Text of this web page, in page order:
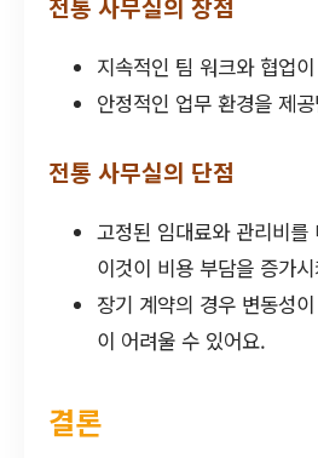
전통 사무실의 장점
지속적인 팀 워크와 협업
안정적인 업무 환경을 제
전통 사무실의 단점
고정된 임대료와 관리비를
이것이 비용 부담을 증가
장기 계약의 경우 변동성
이 어려울 수 있어요.
결론